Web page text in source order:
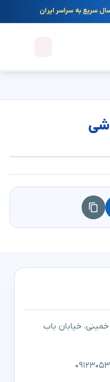
سریع به سراسر ایران
خیابان باب